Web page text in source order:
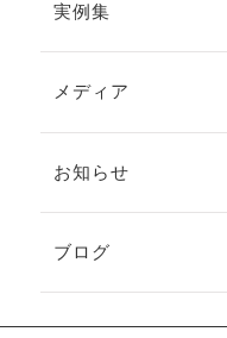
実例集
メディア
お知らせ
ブログ